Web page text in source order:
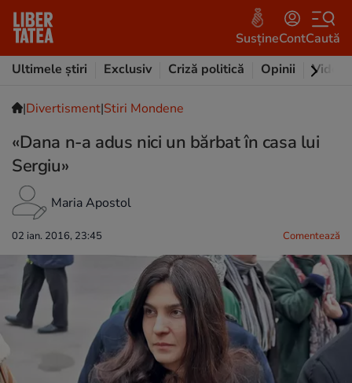
SusțineContCaută
Ultimele știri
Exclusiv Criză politică Opinii Video
|Divertisment|Stiri Mondene
«Dana n-a adus nici un bărbat în casa lui
Sergiu»
Maria Apostol
02 ian. 2016, 23:45 Comentează